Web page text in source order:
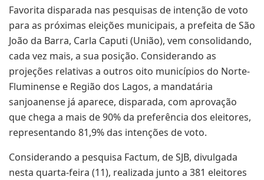
Favorita disparada nas pesquisas de intenção de voto
para as próximas eleições municipais, a prefeita de São
João da Barra, Carla Caputi (União), vem consolidando,
cada vez mais, a sua posição. Considerando as
projeções relativas a outros oito municípios do Norte-
Fluminense e Região dos Lagos, a mandatária
sanjoanense já aparece, disparada, com aprovação
que chega a mais de 90% da preferência dos eleitores,
representando 81,9% das intenções de voto.
Considerando a pesquisa Factum, de SJB, divulgada
nesta quarta-feira (11), realizada junto a 381 eleitores